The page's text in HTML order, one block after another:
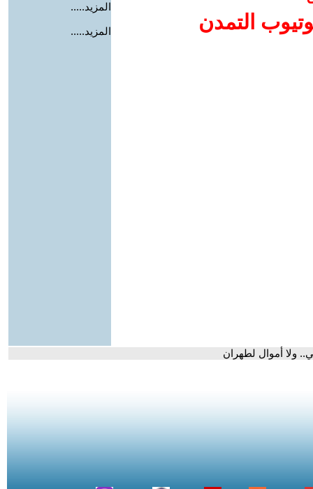
التمدن
المزيد.....
المزيد.....
ولا أموال لطهران